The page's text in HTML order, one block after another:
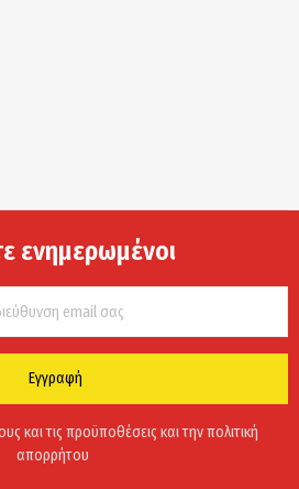
ενημερωμένοι
Εγγραφή
και τις προϋποθέσεις και την πολιτική
απορρήτου